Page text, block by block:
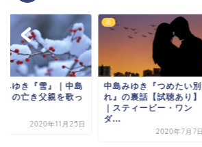
みゆき『つめたい別
の裏話【試聴あり】
曲
中島みゆき『伝説』｜市
川崑監督映画「四十七人
の刺客」主題歌に採用
さ...
2021年9月14日